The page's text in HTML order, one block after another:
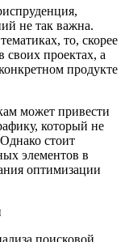
не так важна.
то, скорее
своих проектах, а
продукте
может привести
который не
стоит
элементов в
оптимизации
поисковой